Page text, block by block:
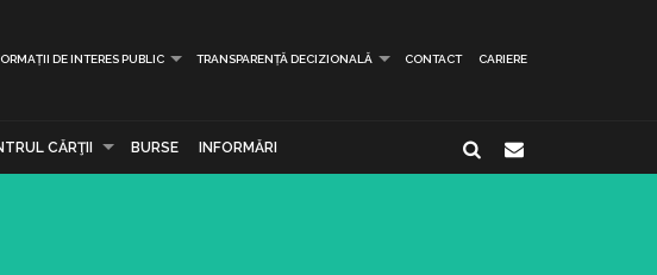
DE INTERES PUBLIC TRANSPARENȚĂ DECIZIONALĂ CONTACT CARIERE
CĂRŢII BURSE INFORMĂRI